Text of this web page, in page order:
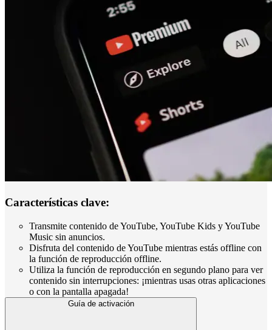
Características clave:
Transmite contenido de YouTube, YouTube Kids y YouTube
Music sin anuncios.
Disfruta del contenido de YouTube mientras estás offline con
la función de reproducción offline.
Utiliza la función de reproducción en segundo plano para ver
contenido sin interrupciones: ¡mientras usas otras aplicaciones
o con la pantalla apagada!
Guía de activación